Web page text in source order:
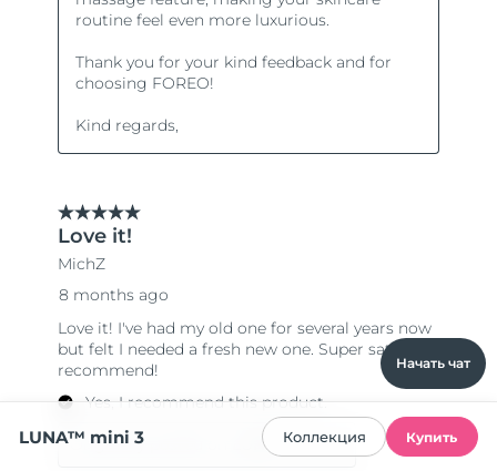
Начать чат
LUNA™ mini 3 Коллекция Купить